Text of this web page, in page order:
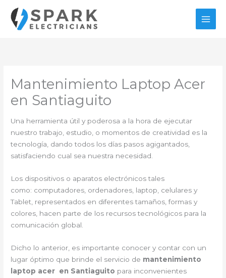
contenido
Mantenimiento Laptop Acer
en Santiaguito
Una herramienta útil y poderosa a la hora de ejecutar
nuestro trabajo, estudio, o momentos de creatividad es la
tecnología, dando todos los días pasos agigantados,
satisfaciendo cual sea nuestra necesidad.
Los dispositivos o aparatos electrónicos tales
como: computadores, ordenadores, laptop, celulares y
Tablet, representados en diferentes tamaños, formas y
colores, hacen parte de los recursos tecnológicos para la
comunicación global.
Dicho lo anterior, es importante conocer y contar con un
lugar óptimo que brinde el servicio de mantenimiento
laptop acer en Santiaguito para inconvenientes